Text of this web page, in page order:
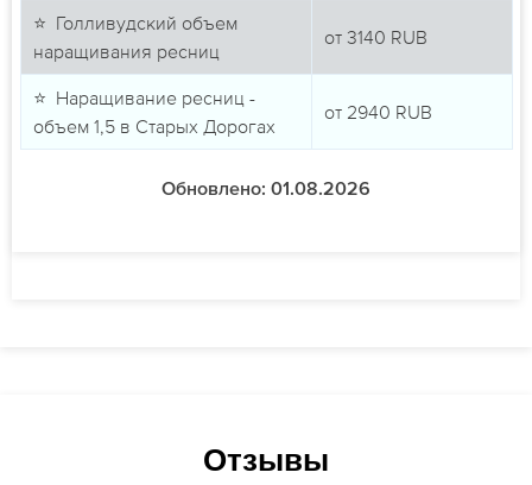
⭐ Голливудский объем
наращивания ресниц
от 3140 RUB
⭐ Наращивание ресниц -
объем 1,5 в Старых Дорогах
от 2940 RUB
Обновлено: 01.08.2026
Отзывы